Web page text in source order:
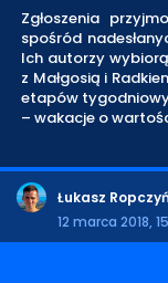
Zgłoszenia
spośród
Ich autorzy
z Małgosią i
etapów
– wakacje o
Łukasz
12 marca 2018,